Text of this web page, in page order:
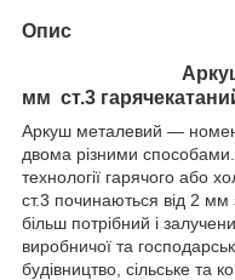
Опис
мм ст.3
Аркуш металевий —
двома різними
технології гарячого або
ст.3 починаються від 2 мм
більш потрібний і
виробничої та
будівництво, сільське та